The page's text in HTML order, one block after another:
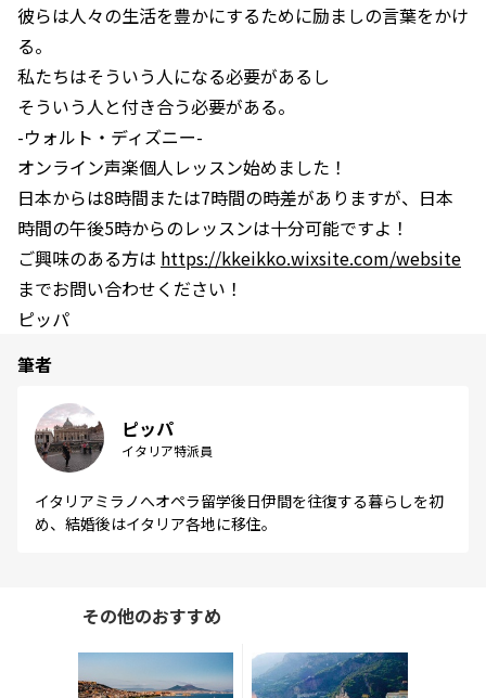
彼らは人々の生活を豊かにするために励ましの言葉をかけ
る。
私たちはそういう人になる必要があるし
そういう人と付き合う必要がある。
-ウォルト・ディズニー-
オンライン声楽個人レッスン始めました！
日本からは8時間または7時間の時差がありますが、日本
時間の午後5時からのレッスンは十分可能ですよ！
ご興味のある方は https://kkeikko.wixsite.com/website
までお問い合わせください！
ピッパ
筆者
ピッパ
イタリア特派員
イタリアミラノへオペラ留学後日伊間を往復する暮らしを初
め、結婚後はイタリア各地に移住。
その他のおすすめ